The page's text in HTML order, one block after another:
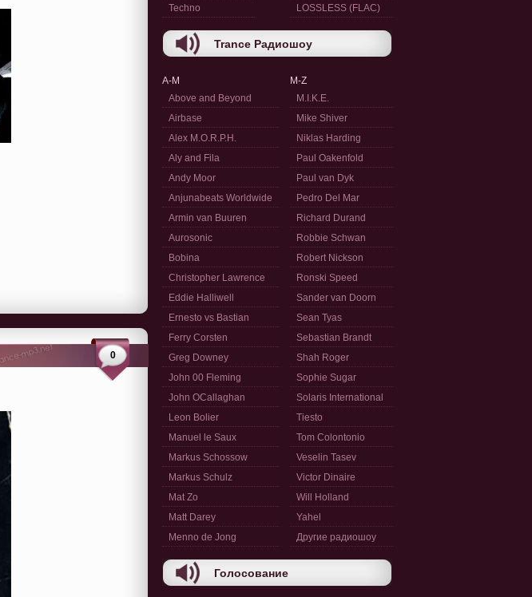
0
Techno
LOSSLESS (FLAC)
Trance Радиошоу
A-M
Above and Beyond
Airbase
Alex M.O.R.P.H.
Aly and Fila
Andy Moor
Anjunabeats Worldwide
Armin van Buuren
Aurosonic
Bobina
Christopher Lawrence
Eddie Halliwell
Ernesto vs Bastian
Ferry Corsten
Greg Downey
John 00 Fleming
John OCallaghan
Leon Bolier
Manuel le Saux
Markus Schossow
Markus Schulz
Mat Zo
Matt Darey
Menno de Jong
M-Z
M.I.K.E.
Mike Shiver
Niklas Harding
Paul Oakenfold
Paul van Dyk
Pedro Del Mar
Richard Durand
Robbie Schwan
Robert Nickson
Ronski Speed
Sander van Doorn
Sean Tyas
Sebastian Brandt
Shah Roger
Sophie Sugar
Solaris International
Tiesto
Tom Colontonio
Veselin Tasev
Victor Dinaire
Will Holland
Yahel
Другие радиошоу
Голосование